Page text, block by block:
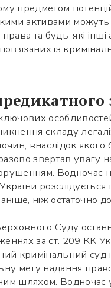
предметом
активами можуть
права та будь-які
із
складу
внаслідок
звертав увагу
Водночас
ніж остаточно
Суду
за ст. 209 КК
кримінальний суд
мету надання
шляхом. Водночас